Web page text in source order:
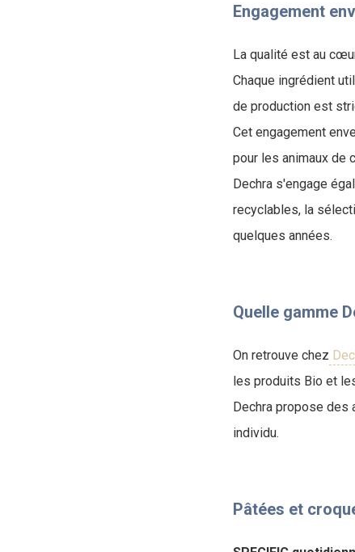
Engagement
La qualité est au
Chaque ingrédient
de production est
Cet engagement
pour les animaux de
Dechra s'engage
recyclables, la
quelques années.
Quelle gamme
On retrouve chez
les produits Bio et
Dechra propose des
individu.
Pâtées et